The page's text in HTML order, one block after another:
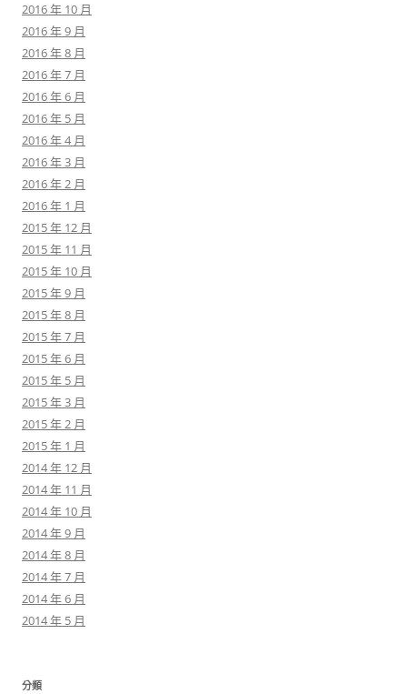
2016 年 10 月
2016 年 9 月
2016 年 8 月
2016 年 7 月
2016 年 6 月
2016 年 5 月
2016 年 4 月
2016 年 3 月
2016 年 2 月
2016 年 1 月
2015 年 12 月
2015 年 11 月
2015 年 10 月
2015 年 9 月
2015 年 8 月
2015 年 7 月
2015 年 6 月
2015 年 5 月
2015 年 3 月
2015 年 2 月
2015 年 1 月
2014 年 12 月
2014 年 11 月
2014 年 10 月
2014 年 9 月
2014 年 8 月
2014 年 7 月
2014 年 6 月
2014 年 5 月
分類